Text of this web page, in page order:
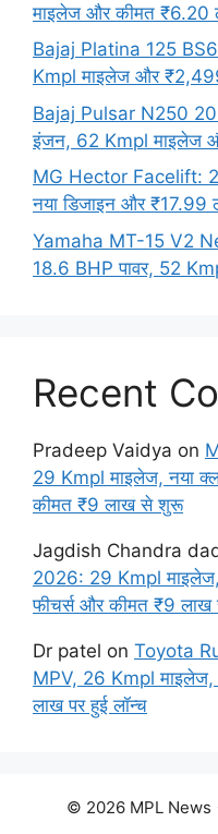
माइलेज और कीमत ₹6.20
Bajaj Platina 125 BS6
Kmpl माइलेज और
Bajaj Pulsar N250
इंजन, 62 Kmpl माइलेज
MG Hector Facelift:
नया डिजाइन और
Yamaha MT-15 V2
18.6 BHP पावर, 52
Recent
Pradeep Vaidya on
29 Kmpl माइलेज, नया
कीमत ₹9 लाख से शुरू
Jagdish Chandra
2026: 29 Kmpl माइलेज,
फीचर्स और कीमत ₹9
Dr patel on Toyota
MPV, 26 Kmpl माइलेज,
लाख पर हुई लॉन्च
© 2026 MPL News